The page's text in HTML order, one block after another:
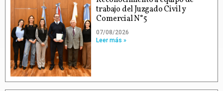
trabajo del Juzgado Civil y
Comercial N°5
07/08/2026
Leer más »